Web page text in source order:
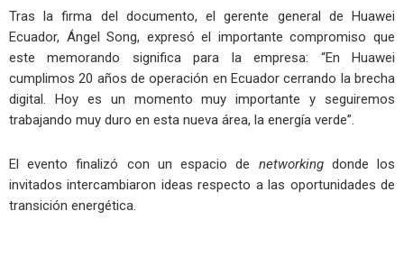
Tras la firma del documento, el gerente general de Huawei
Ecuador, Ángel Song, expresó el importante compromiso que
este memorando significa para la empresa: “En Huawei
cumplimos 20 años de operación en Ecuador cerrando la brecha
digital. Hoy es un momento muy importante y seguiremos
trabajando muy duro en esta nueva área, la energía verde”.
El evento finalizó con un espacio de networkingdonde los
invitados intercambiaron ideas respecto a las oportunidades de
transición energética.